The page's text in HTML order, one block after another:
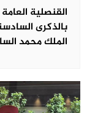
القنصلية
بالذكرى
الملك محمد